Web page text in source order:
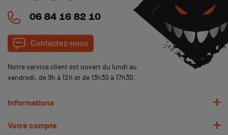
06 84 16 82 10
Contactez-nous
Notre service client est ouvert du lundi au
vendredi, de 9h à 12h et de 13h30 à 17h30.
Informations
Votre compte